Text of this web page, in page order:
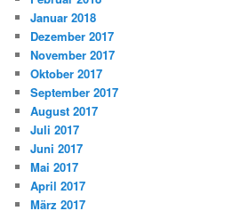
Januar 2018
Dezember 2017
November 2017
Oktober 2017
September 2017
August 2017
Juli 2017
Juni 2017
Mai 2017
April 2017
März 2017